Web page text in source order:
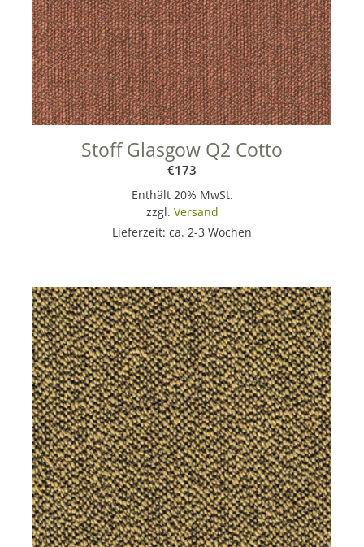
Stoff Glasgow Q2 Cotto
€173
Enthält 20% MwSt.
zzgl. Versand
Lieferzeit: ca. 2-3 Wochen